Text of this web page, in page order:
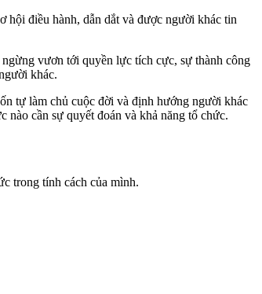
hội điều hành, dẫn dắt và được người khác tin
vươn tới quyền lực tích cực, sự thành công
khác.
tự làm chủ cuộc đời và định hướng người khác
cần sự quyết đoán và khả năng tổ chức.
trong tính cách của mình.